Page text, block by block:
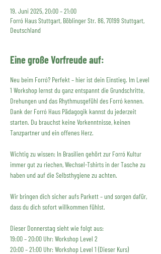
19. Juni 2025, 20:00 – 21:00
Forró Haus Stuttgart, Böblinger Str. 86, 70199 Stuttgart,
Deutschland
Eine große Vorfreude auf:
Neu beim Forró? Perfekt – hier ist dein Einstieg. Im Level
1 Workshop lernst du ganz entspannt die Grundschritte,
Drehungen und das Rhythmusgefühl des Forró kennen.
Dank der Forró Haus Pädagogik kannst du jederzeit
starten. Du brauchst keine Vorkenntnisse, keinen
Tanzpartner und ein offenes Herz.
Wichtig zu wissen: In Brasilien gehört zur Forró Kultur
immer gut zu riechen, Wechsel-Tshirts in der Tasche zu
haben und auf die Selbsthygiene zu achten.
Wir bringen dich sicher aufs Parkett – und sorgen dafür,
dass du dich sofort willkommen fühlst.
Dieser Donnerstag sieht wie folgt aus:
19:00 – 20:00 Uhr: Workshop Level 2
20:00 – 21:00 Uhr: Workshop Level 1 (Dieser Kurs)